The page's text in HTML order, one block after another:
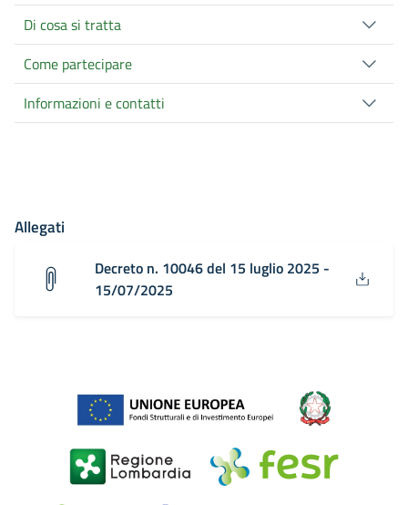
Di cosa si tratta
Come partecipare
Informazioni e contatti
Allegati
Decreto n. 10046 del 15 luglio 2025 -
15/07/2025